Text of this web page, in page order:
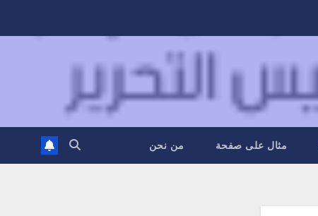
مثال على صفحة من نحن